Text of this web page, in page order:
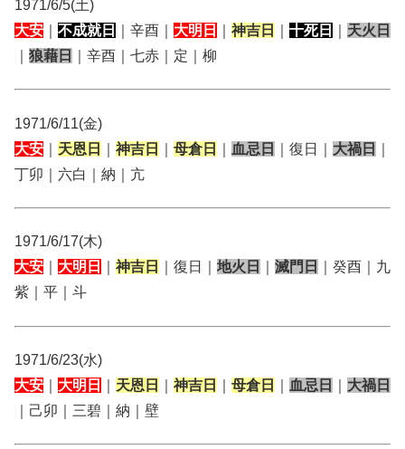
1971/6/5(土)
大安
不成就日 ｜辛酉｜ 大明日 神吉日 十死日
天火日
狼藉日 ｜辛酉｜七赤｜定｜柳
1971/6/11(金)
大安
天恩日 神吉日 母倉日 血忌日 ｜復日｜ 大禍日
丁卯｜六白｜納｜亢
1971/6/17(木)
大安
大明日 神吉日 ｜復日｜ 地火日 滅門日
｜癸酉｜九
紫｜平｜斗
1971/6/23(水)
大安
大明日 天恩日 神吉日 母倉日 血忌日
大禍日
｜己卯｜三碧｜納｜壁